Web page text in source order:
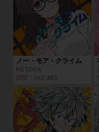
ノー・モア・クライム
PETOKA
閲覧：
262,485